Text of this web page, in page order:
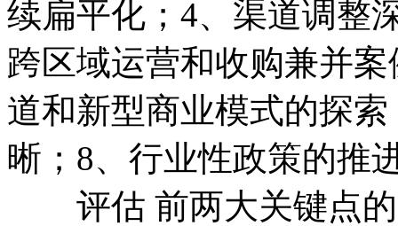
续扁平化；4、渠道调整
跨区域运营和收购兼并
道和新型商业模式的探
晰；8、行业性政策的推
评估 前两大关键点的